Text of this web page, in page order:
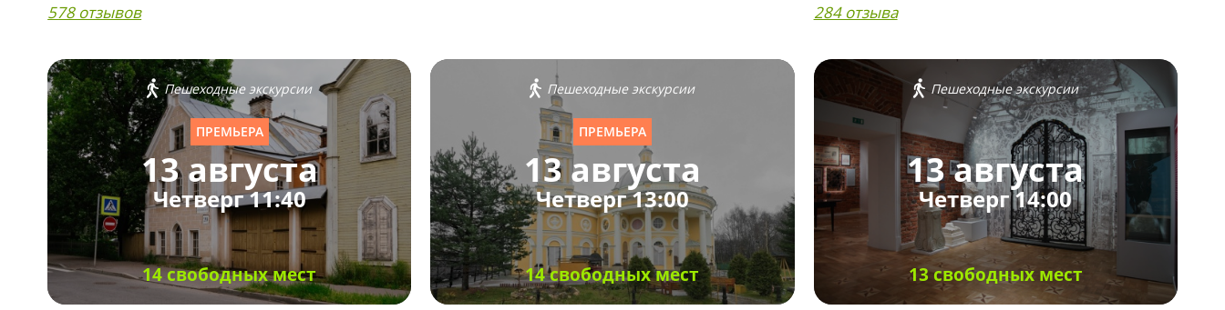
578 отзывов
284 отзыва
Пешеходные экскурсии
ПРЕМЬЕРА
13 августа
Четверг 11:40
14 свободных мест
Пешеходные экскурсии
ПРЕМЬЕРА
13 августа
Четверг 13:00
14 свободных мест
Пешеходные экскурсии
13 августа
Четверг 14:00
13 свободных мест